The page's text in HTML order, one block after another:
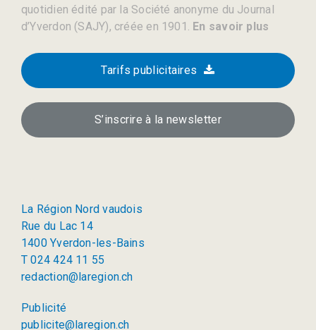
quotidien édité par la Société anonyme du Journal
d’Yverdon (SAJY), créée en 1901. En savoir plus
Tarifs publicitaires
S’inscrire à la newsletter
La Région Nord vaudois
Rue du Lac 14
1400 Yverdon-les-Bains
T 024 424 11 55
redaction@laregion.ch
Publicité
publicite@laregion.ch